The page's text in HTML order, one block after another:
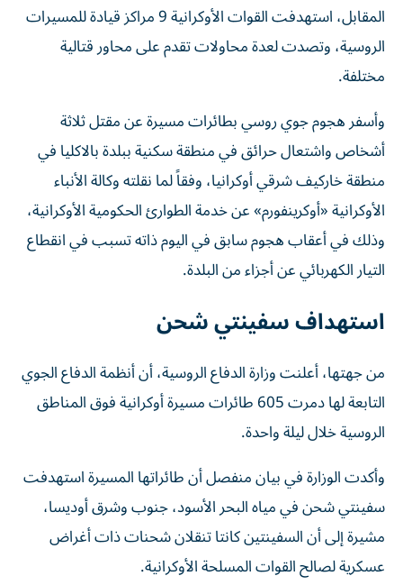
المقابل، استهدفت القوات الأوكرانية 9 مراكز قيادة للمسيرات
الروسية، وتصدت لعدة محاولات تقدم على محاور قتالية
مختلفة.
وأسفر هجوم جوي روسي بطائرات مسيرة عن مقتل ثلاثة
أشخاص واشتعال حرائق في منطقة سكنية ببلدة بالاكليا في
منطقة خاركيف شرقي أوكرانيا، وفقاً لما نقلته وكالة الأنباء
الأوكرانية «أوكرينفورم» عن خدمة الطوارئ الحكومية الأوكرانية،
وذلك في أعقاب هجوم سابق في اليوم ذاته تسبب في انقطاع
التيار الكهربائي عن أجزاء من البلدة.
استهداف سفينتي شحن
من جهتها، أعلنت وزارة الدفاع الروسية، أن أنظمة الدفاع الجوي
التابعة لها دمرت 605 طائرات مسيرة أوكرانية فوق المناطق
الروسية خلال ليلة واحدة.
وأكدت الوزارة في بيان منفصل أن طائراتها المسيرة استهدفت
سفينتي شحن في مياه البحر الأسود، جنوب وشرق أوديسا،
مشيرة إلى أن السفينتين كانتا تنقلان شحنات ذات أغراض
عسكرية لصالح القوات المسلحة الأوكرانية.